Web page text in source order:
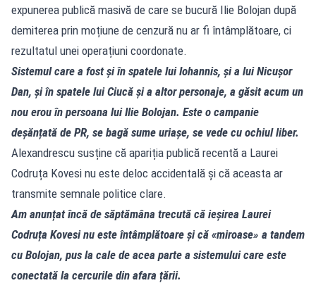
expunerea publică masivă de care se bucură Ilie Bolojan după
demiterea prin moțiune de cenzură nu ar fi întâmplătoare, ci
rezultatul unei operațiuni coordonate.
Sistemul care a fost și în spatele lui Iohannis, și a lui Nicușor
Dan, și în spatele lui Ciucă și a altor personaje, a găsit acum un
nou erou în persoana lui Ilie Bolojan. Este o campanie
deșănțată de PR, se bagă sume uriașe, se vede cu ochiul liber.
Alexandrescu susține că apariția publică recentă a Laurei
Codruța Kovesi nu este deloc accidentală și că aceasta ar
transmite semnale politice clare.
Am anunțat încă de săptămâna trecută că ieșirea Laurei
Codruța Kovesi nu este întâmplătoare și că «miroase» a tandem
cu Bolojan, pus la cale de acea parte a sistemului care este
conectată la cercurile din afara țării.